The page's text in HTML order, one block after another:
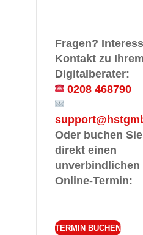
Fragen?
Kontakt zu Ihrem
Digitalberater:
0208 468790
Oder buchen Sie
direkt einen
unverbindlichen
Online-Termin:
TERMIN BUCHEN